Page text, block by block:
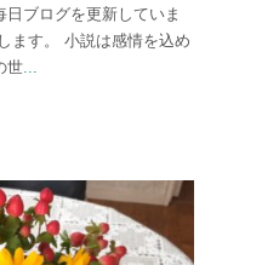
ブログを更新していま
ます。 小説は感情を込め
世...